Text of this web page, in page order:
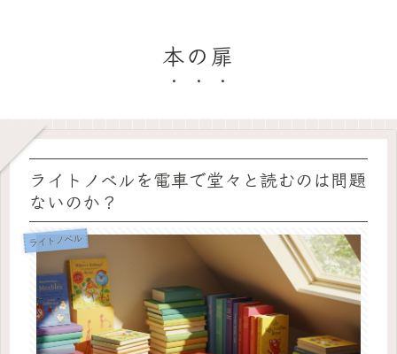
本の扉
ライトノベルを電車で堂々と読むのは問題
ないのか？
ライトノベル